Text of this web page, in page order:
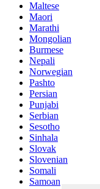
Maltese
Maori
Marathi
Mongolian
Burmese
Nepali
Norwegian
Pashto
Persian
Punjabi
Serbian
Sesotho
Sinhala
Slovak
Slovenian
Somali
Samoan